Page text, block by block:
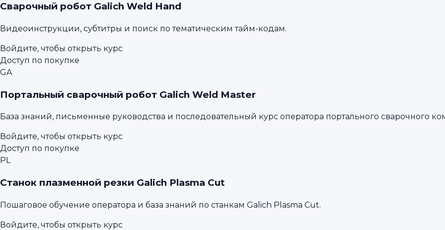
Сварочный робот Galich Weld Hand
Видеоинструкции, субтитры и поиск по тематическим тайм-кодам.
Войдите, чтобы открыть курс
Доступ по покупке
GA
Портальный сварочный робот Galich Weld Master
База знаний, письменные руководства и последовательный курс оператора портального сварочного
Войдите, чтобы открыть курс
Доступ по покупке
PL
Станок плазменной резки Galich Plasma Cut
Пошаговое обучение оператора и база знаний по станкам Galich Plasma Cut.
Войдите, чтобы открыть курс